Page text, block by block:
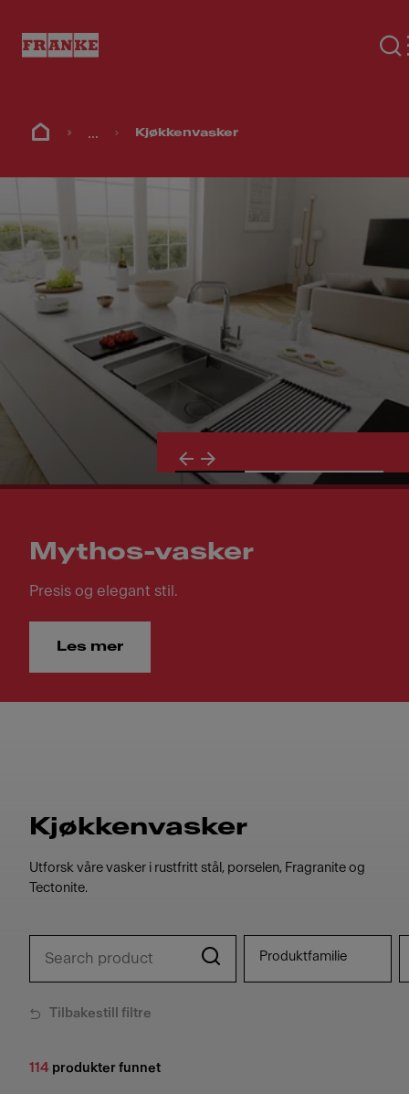
... Kjøkkenvasker
Mythos-vasker
Presis og elegant stil.
Les mer
Kjøkkenvasker
Utforsk våre vasker i rustfritt stål, porselen, Fragranite og
Tectonite.
Produktfamilie
Tilbakestill filtre
114 produkter funnet